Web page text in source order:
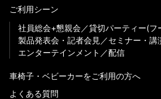
ご利用シーン
社員総会+懇親会
貸切パーティー(フ
製品発表会・記者会見
セミナー・講
エンターテインメント
配信
車椅子・ベビーカーをご利用の方へ
よくある質問